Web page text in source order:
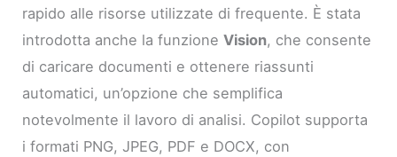
rapido alle risorse utilizzate di frequente. È stata
introdotta anche la funzioneVision, che consente
di caricare documenti e ottenere riassunti
automatici, un’opzione che semplifica
notevolmente il lavoro di analisi. Copilot supporta
i formati PNG, JPEG, PDF e DOCX, con